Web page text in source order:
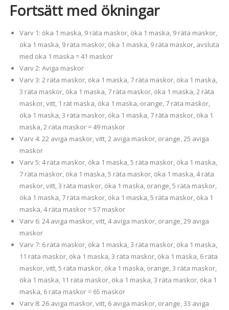
Fortsätt med ökningar
Varv 1: öka 1 maska, 9 räta maskor, öka 1 maska, 9 räta maskor,
öka 1 maska, 9 räta maskor, öka 1 maska, 9 räta maskor, avsluta
med öka 1 maska = 41 maskor
Varv 2: Aviga maskor
Varv 3: 2 räta maskor, öka 1 maska, 7 räta maskor, öka 1 maska,
3 räta maskor, öka 1 maska, 7 räta maskor, öka 1 maska, 2 räta
maskor, vitt, 1 rät maska, öka 1 maska, orange, 7 räta maskor,
öka 1 maska, 3 räta maskor, öka 1 maska, 7 räta maskor, öka 1
maska, 2 räta maskor = 49 maskor
Varv 4: 22 aviga maskor, vitt, 2 aviga maskor, orange, 25 aviga
maskor
Varv 5: 4 räta maskor, öka 1 maska, 5 räta maskor, öka 1 maska,
7 räta maskor, öka 1 maska, 5 räta maskor, öka 1 maska, 4 räta
maskor, vitt, 3 räta maskor, öka 1 maska, orange, 5 räta maskor,
öka 1 maska, 7 räta maskor, öka 1 maska, 5 räta maskor, öka 1
maska, 4 räta maskor = 57 maskor
Varv 6: 24 aviga maskor, vitt, 4 aviga maskor, orange, 29 aviga
maskor
Varv 7: 6 räta maskor, öka 1 maska, 3 räta maskor, öka 1 maska,
11 räta maskor, öka 1 maska, 3 räta maskor, öka 1 maska, 6 räta
maskor, vitt, 5 räta maskor, öka 1 maska, orange, 3 räta maskor,
öka 1 maska, 11 räta maskor, öka 1 maska, 3 räta maskor, öka 1
maska, 6 räta maskor = 65 maskor
Varv 8: 26 aviga maskor, vitt, 6 aviga maskor, orange, 33 aviga